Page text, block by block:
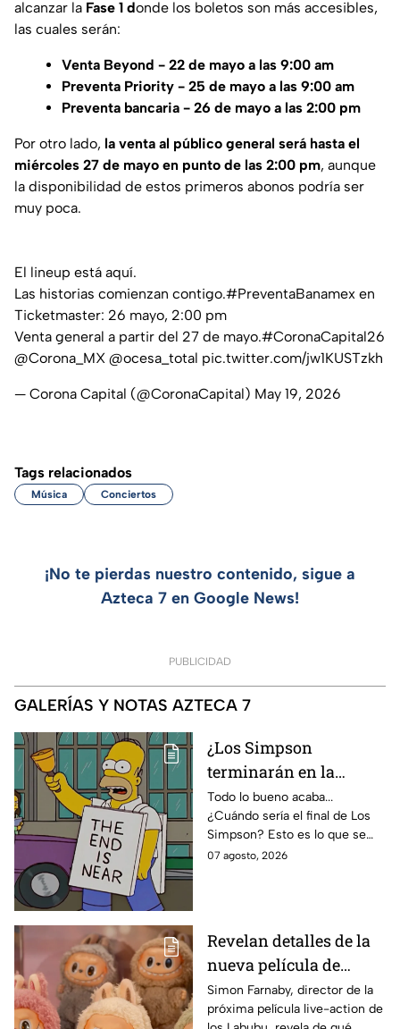
alcanzar la Fase 1 donde los boletos son más accesibles,
las cuales serán:
Venta Beyond - 22 de mayo a las 9:00 am
Preventa Priority - 25 de mayo a las 9:00 am
Preventa bancaria - 26 de mayo a las 2:00 pm
Por otro lado, la venta al público general será hasta el
miércoles 27 de mayo en punto de las 2:00 pm, aunque
la disponibilidad de estos primeros abonos podría ser
muy poca.
El lineup está aquí.
Las historias comienzan contigo.#PreventaBanamex en
Ticketmaster: 26 mayo, 2:00 pm
Venta general a partir del 27 de mayo.#CoronaCapital26
@Corona_MX @ocesa_total pic.twitter.com/jw1KUSTzkh
— Corona Capital (@CoronaCapital) May 19, 2026
Tags relacionados
Música Conciertos
¡No te pierdas nuestro contenido, sigue a
Azteca 7 en Google News!
PUBLICIDAD
GALERÍAS Y NOTAS AZTECA 7
¿Los Simpson
terminarán en la
temporada 40? Actriz
de Bart Simpson da
IMPACTANTE
declaración
Todo lo bueno acaba...
¿Cuándo sería el final de Los
Simpson? Esto es lo que se
sabe:
07 agosto, 2026
Revelan detalles de la
nueva película de
Labubu: de qué tratará
y cuándo se estrena
Simon Farnaby, director de la
próxima película live-action de